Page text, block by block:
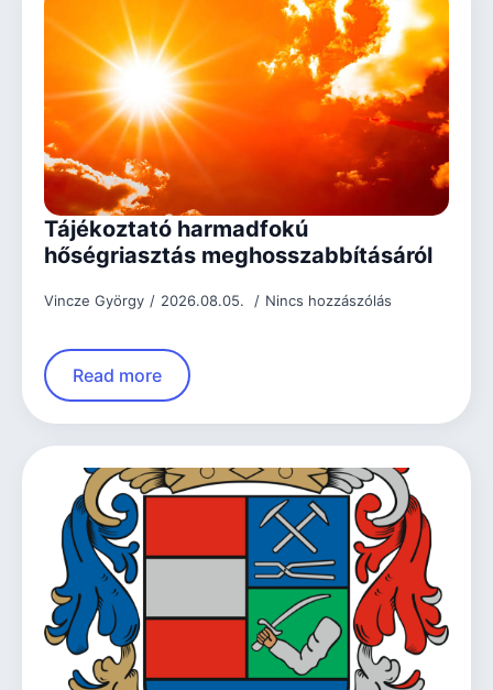
Tájékoztató harmadfokú
hőségriasztás meghosszabbításáról
Vincze György 2026.08.05. Nincs hozzászólás
Read more